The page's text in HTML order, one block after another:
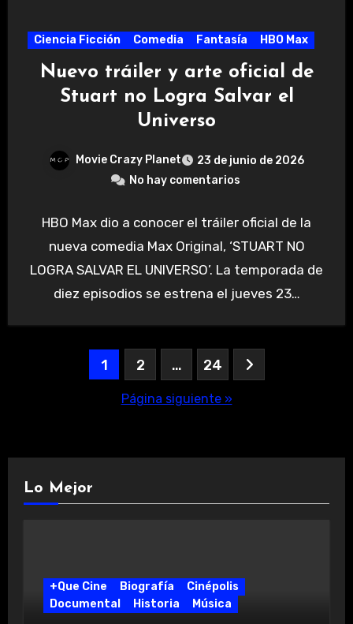
Ciencia Ficción Comedia Fantasía HBO Max
Nuevo tráiler y arte oficial de
Stuart no Logra Salvar el
Universo
Movie Crazy Planet
23 de junio de 2026
No hay comentarios
HBO Max dio a conocer el tráiler oficial de la
nueva comedia Max Original, ‘STUART NO
LOGRA SALVAR EL UNIVERSO’. La temporada de
diez episodios se estrena el jueves 23…
Paginación
1 2 … 24
Página siguiente »
Lo Mejor
+Que Cine Biografía
Cinépolis
Documental
Historia Música